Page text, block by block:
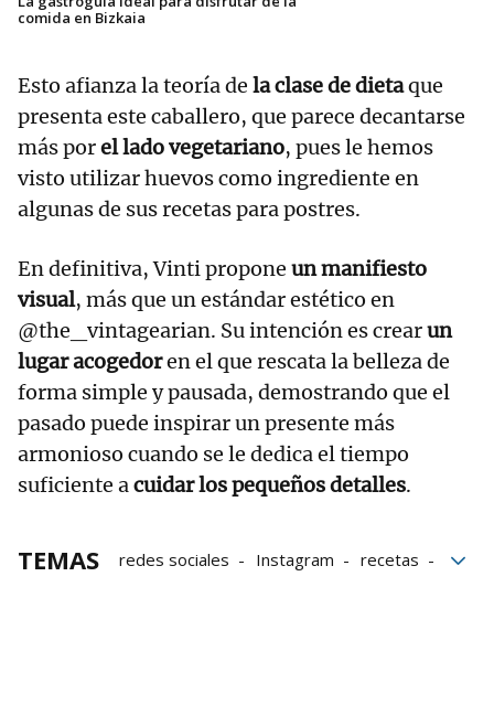
comida en Bizkaia
Esto afianza la teoría de la clase de dietaque
presenta este caballero, que parece decantarse
más porel lado vegetariano, pues le hemos
visto utilizar huevos como ingrediente en
algunas de sus recetas para postres.
En definitiva, Vinti propone un manifiesto
visual, más que un estándar estético en
@the_vintagearian. Su intención es crearun
lugar acogedoren el que rescata la belleza de
forma simple y pausada, demostrando que el
pasado puede inspirar un presente más
armonioso cuando se le dedica el tiempo
suficiente acuidar los pequeños detalles.
TEMAS redes sociales Instagram
recetas